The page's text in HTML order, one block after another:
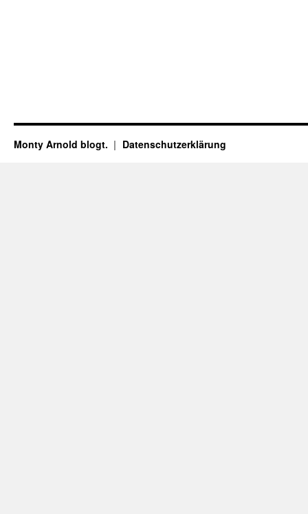
Monty Arnold blogt. Datenschutz­erklärung